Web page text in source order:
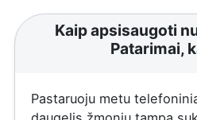
Kaip apsisaugoti
Patarimai,
Pastaruoju metu